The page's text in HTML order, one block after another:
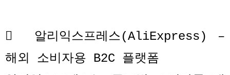
 알리익스프레스(AliExpress) –
해외 소비자용 B2C 플랫폼